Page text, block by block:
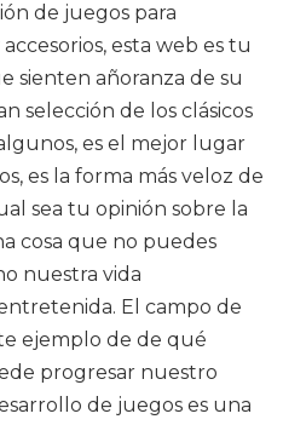
de juegos para
esta web es tu
sienten añoranza de su
selección de los clásicos
es el mejor lugar
es la forma más veloz de
sea tu opinión sobre la
cosa que no puedes
nuestra vida
El campo de
ejemplo de de qué
progresar nuestro
de juegos es una